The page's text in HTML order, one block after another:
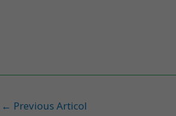
← Previous Articol